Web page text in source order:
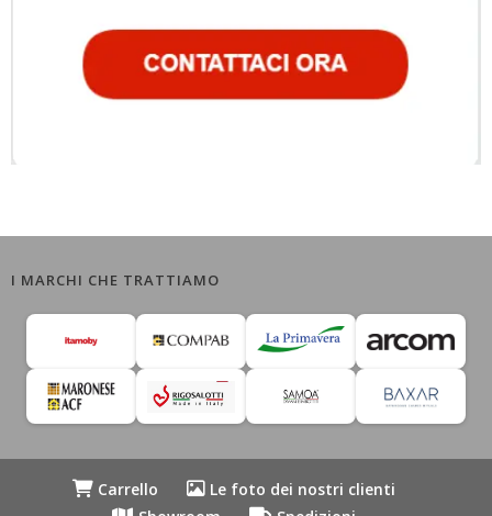
I MARCHI CHE TRATTIAMO
Carrello
Le foto dei nostri clienti